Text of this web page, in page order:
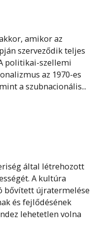
amikor az
szerveződik teljes
politikai-szellemi
az 1970-es
a szubnacionális...
által létrehozott
A kultúra
bővített újratermelése
és fejlődésének
lehetetlen volna